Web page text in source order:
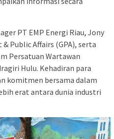
PT EMP Energi Riau, Jony
Public Affairs (GPA), serta
Persatuan Wartawan
Hulu. Kehadiran para
komitmen bersama dalam
erat antara dunia industri